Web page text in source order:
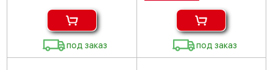
под заказ под заказ